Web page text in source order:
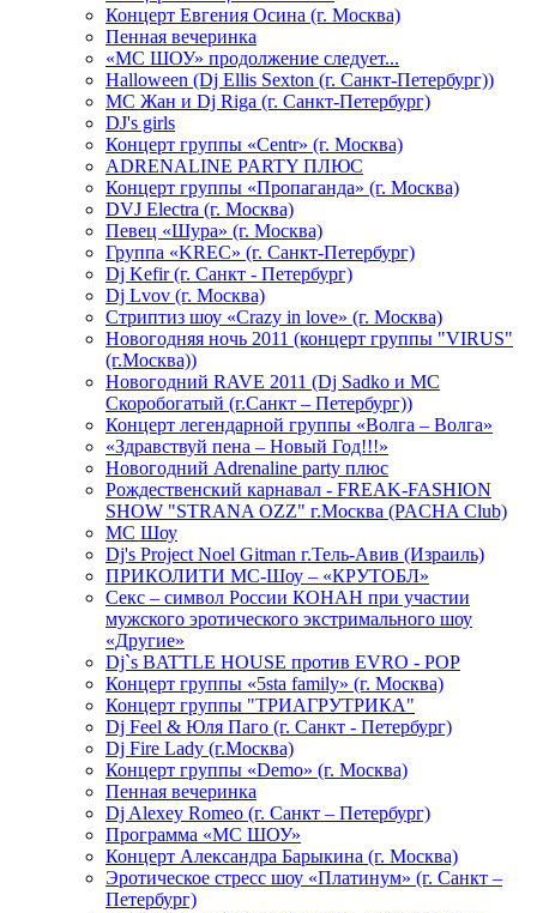
Концерт Евгения Осина (г. Москва)
Пенная вечеринка
«МС ШОУ» продолжение следует...
Halloween (Dj Ellis Sexton (г. Санкт-Петербург))
МС Жан и Dj Riga (г. Санкт-Петербург)
DJ's girls
Концерт группы «Centr» (г. Москва)
ADRENALINE PARTY ПЛЮС
Концерт группы «Пропаганда» (г. Москва)
DVJ Electra (г. Москва)
Певец «Шура» (г. Москва)
Группа «KREC» (г. Санкт-Петербург)
Dj Kefir (г. Санкт - Петербург)
Dj Lvov (г. Москва)
Стриптиз шоу «Crazy in love» (г. Москва)
Новогодняя ночь 2011 (концерт группы "VIRUS"
(г.Москва))
Новогодний RAVE 2011 (Dj Sadko и MC
Скоробогатый (г.Санкт – Петербург))
Концерт легендарной группы «Волга – Волга»
«Здравствуй пена – Новый Год!!!»
Новогодний Adrenaline party плюс
Рождественский карнавал - FREAK-FASHION
SHOW "STRANA OZZ" г.Москва (PACHA Club)
MC Шоу
Dj's Project Noel Gitman г.Тель-Авив (Израиль)
ПРИКОЛИТИ МС-Шоу – «КРУТОБЛ»
Секс – символ России КОНАН при участии
мужского эротического экстримального шоу
«Другие»
Dj`s BATTLE HOUSE против EVRO - POP
Концерт группы «5sta family» (г. Москва)
Концерт группы "ТРИАГРУТРИКА"
Dj Feel & Юля Паго (г. Санкт - Петербург)
Dj Fire Lady (г.Москва)
Концерт группы «Demo» (г. Москва)
Пенная вечеринка
Dj Alexey Romeo (г. Санкт – Петербург)
Программа «МС ШОУ»
Концерт Александра Барыкина (г. Москва)
Эротическое стресс шоу «Платинум» (г. Санкт –
Петербург)